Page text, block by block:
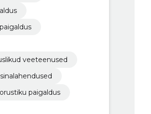
veeteenused
paigaldus